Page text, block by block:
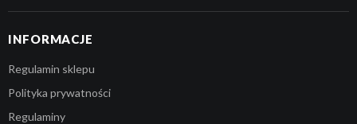
INFORMACJE
Regulamin sklepu
Polityka prywatności
Regulaminy